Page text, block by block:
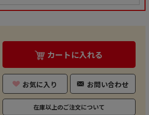
カートに入れる
お気に入り お問い合わせ
在庫以上のご注文について